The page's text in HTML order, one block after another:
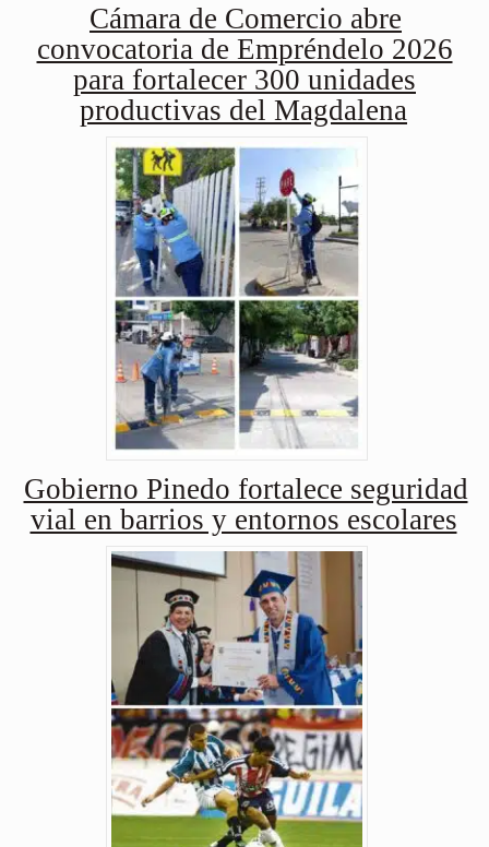
Cámara de Comercio abre
convocatoria de Empréndelo 2026
para fortalecer 300 unidades
productivas del Magdalena
Gobierno Pinedo fortalece seguridad
vial en barrios y entornos escolares